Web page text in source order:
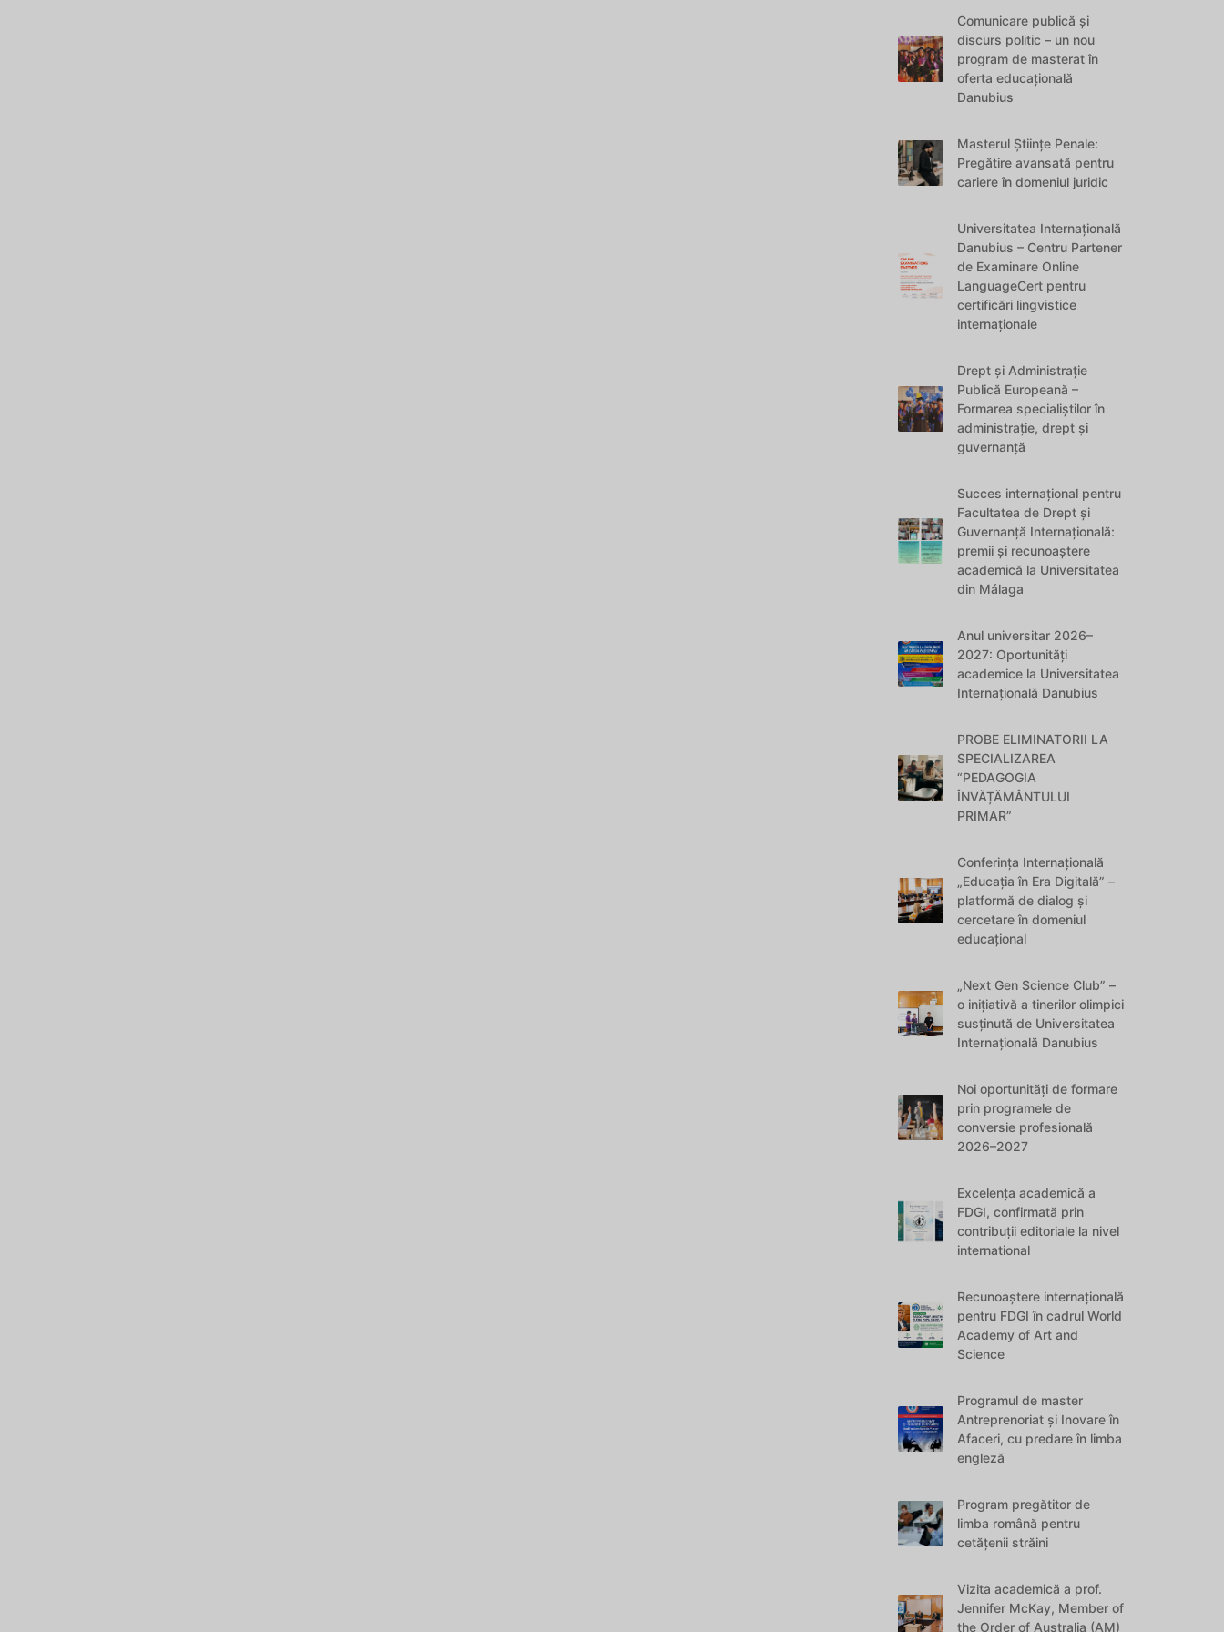
Comunicare publică și
discurs politic – un nou
program de masterat în
oferta educațională
Danubius
Masterul Științe Penale:
Pregătire avansată pentru
cariere în domeniul juridic
Universitatea Internațională
Danubius – Centru Partener
de Examinare Online
LanguageCert pentru
certificări lingvistice
internaționale
Drept și Administrație
Publică Europeană –
Formarea specialiștilor în
administrație, drept și
guvernanță
Succes internațional pentru
Facultatea de Drept și
Guvernanță Internațională:
premii și recunoaștere
academică la Universitatea
din Málaga
Anul universitar 2026–
2027: Oportunități
academice la Universitatea
Internațională Danubius
PROBE ELIMINATORII LA
SPECIALIZAREA
“PEDAGOGIA
ÎNVĂȚĂMÂNTULUI
PRIMAR”
Conferința Internațională
„Educația în Era Digitală” –
platformă de dialog și
cercetare în domeniul
educațional
„Next Gen Science Club” –
o inițiativă a tinerilor olimpici
susținută de Universitatea
Internațională Danubius
Noi oportunități de formare
prin programele de
conversie profesională
2026–2027
Excelența academică a
FDGI, confirmată prin
contribuții editoriale la nivel
international
Recunoaștere internațională
pentru FDGI în cadrul World
Academy of Art and
Science
Programul de master
Antreprenoriat și Inovare în
Afaceri, cu predare în limba
engleză
Program pregătitor de
limba română pentru
cetățenii străini
Vizita academică a prof.
Jennifer McKay, Member of
the Order of Australia (AM)